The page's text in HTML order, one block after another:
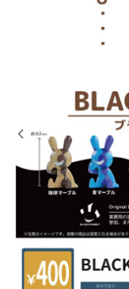
カプセルトイ
販促用空カプ
レンタル
景品・玩具・
販促用カプセ